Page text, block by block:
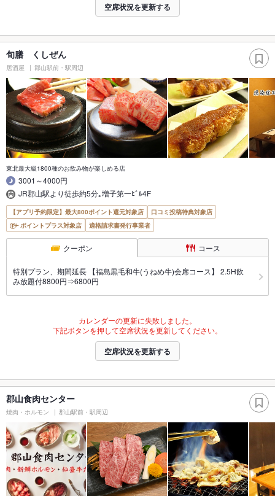
空席状況を更新する
旬膳 くしぜん
居酒屋 郡山駅前・駅周辺
東北最大級1800種のお飲み物が楽しめる店
3001～4000円
JR郡山駅より徒歩約5分｡増子第一ﾋﾞﾙ4F
【アプリ予約限定】最大800ポイント還元対象店
口コミ投稿特典対象店
ポイントプラス対象店
適格請求書発行事業者
クーポン コース
特別プラン、期間延長 【福島黒毛和牛(うねめ牛)会席コース】 2.5H飲
み放題付8800円⇒6800円
カレンダーの更新に失敗しました。
下記ボタンを押して空席状況を更新してください。
空席状況を更新する
郡山食肉センター
焼肉・ホルモン 郡山駅前・駅周辺